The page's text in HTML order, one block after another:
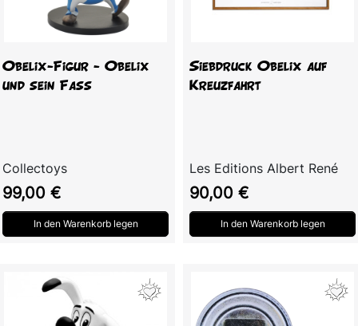
Obelix-Figur - Obelix
und sein Fass
Collectoys
Preis
99,00 €
In den Warenkorb legen
Siebdruck Obelix auf
Kreuzfahrt
Les Editions Albert René
Preis
90,00 €
In den Warenkorb legen